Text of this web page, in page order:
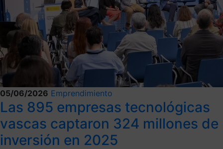
05/06/2026 Emprendimiento
Las 895 empresas tecnológicas
vascas captaron 324 millones de
inversión en 2025